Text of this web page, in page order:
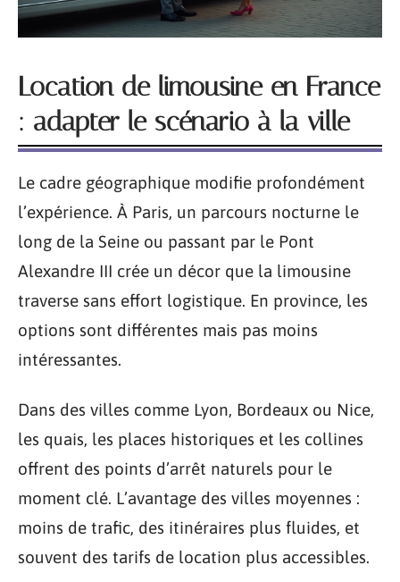
Location de limousine en France
: adapter le scénario à la ville
Le cadre géographique modifie profondément
l’expérience. À Paris, un parcours nocturne le
long de la Seine ou passant par le Pont
Alexandre III crée un décor que la limousine
traverse sans effort logistique. En province, les
options sont différentes mais pas moins
intéressantes.
Dans des villes comme Lyon, Bordeaux ou Nice,
les quais, les places historiques et les collines
offrent des points d’arrêt naturels pour le
moment clé. L’avantage des villes moyennes :
moins de trafic, des itinéraires plus fluides, et
souvent des tarifs de location plus accessibles.